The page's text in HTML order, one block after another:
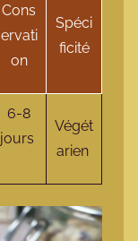
Cons
ervati
on
Spéci
ficité
6-8
jours
Végét
arien